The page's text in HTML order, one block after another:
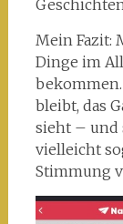
Mein Fazit:
Dinge im
bleibt, das
sieht – und
vielleicht
Stimmung